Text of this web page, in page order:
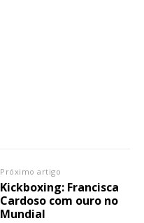
Próximo artigo
Kickboxing: Francisca
Cardoso com ouro no
Mundial